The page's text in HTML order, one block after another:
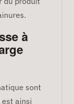
à
sont
ainsi